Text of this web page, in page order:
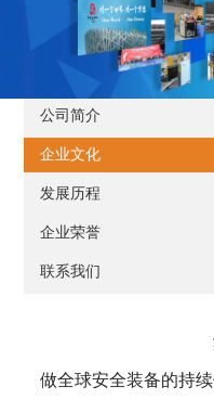
公司简介
企业文化
发展历程
企业荣誉
联系我们
做全球安全装备的持